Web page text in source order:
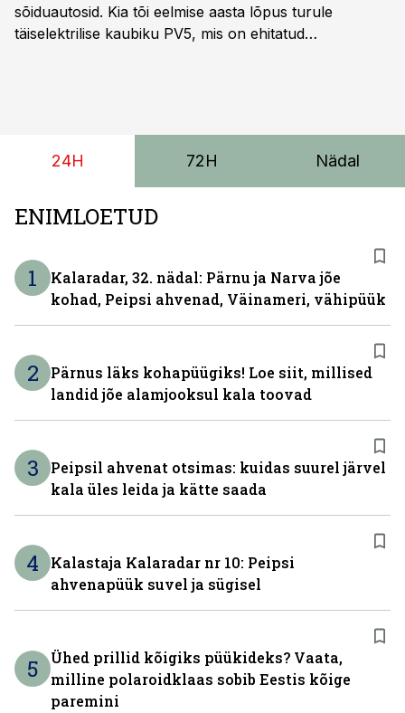
sõiduautosid. Kia tõi eelmise aasta lõpus turule
täiselektrilise kaubiku PV5, mis on ehitatud
reisijatebussina. Viimast saab kohaldada ka
invavedudeks. Aasta lõpus on mudel saadaval ka šassii
versioonis.
24H 72H Nädal
ENIMLOETUD
1
Kalaradar, 32. nädal: Pärnu ja Narva jõe
kohad, Peipsi ahvenad, Väinameri, vähipüük
2
Pärnus läks kohapüügiks! Loe siit, millised
landid jõe alamjooksul kala toovad
3
Peipsil ahvenat otsimas: kuidas suurel järvel
kala üles leida ja kätte saada
4
Kalastaja Kalaradar nr 10: Peipsi
ahvenapüük suvel ja sügisel
5
Ühed prillid kõigiks püükideks? Vaata,
milline polaroidklaas sobib Eestis kõige
paremini